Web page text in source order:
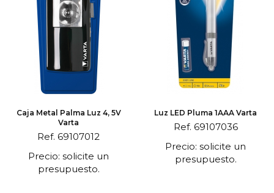
Caja Metal Palma Luz 4, 5V
Varta
Ref. 69107012
Precio: solicite un
presupuesto.
Luz LED Pluma 1AAA Varta
Ref. 69107036
Precio: solicite un
presupuesto.